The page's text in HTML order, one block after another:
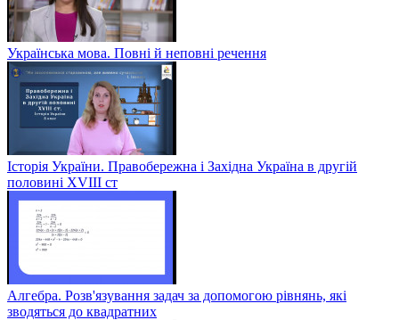
Українська мова. Повні й неповні речення
Історія України. Правобережна і Західна Україна в другій
половині XVIII ст
Алгебра. Розв'язування задач за допомогою рівнянь, які
зводяться до квадратних